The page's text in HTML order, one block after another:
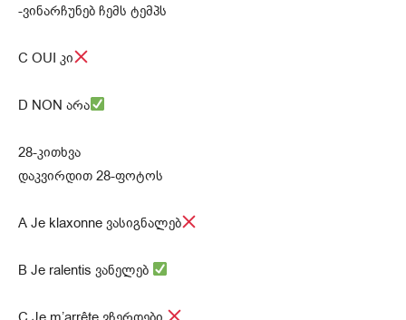
-ვინარჩუნებ ჩემს ტემპს
C OUI კი
D NON არა
28-კითხვა
დაკვირდით 28-ფოტოს
A Je klaxonne ვასიგნალებ
B Je ralentis ვანელებ